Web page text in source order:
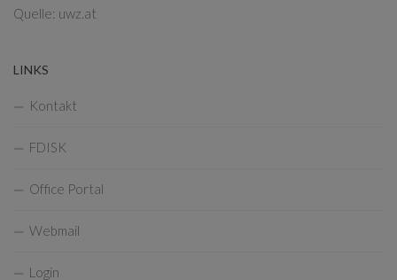
Quelle: uwz.at
LINKS
Kontakt
FDISK
Office Portal
Webmail
Login